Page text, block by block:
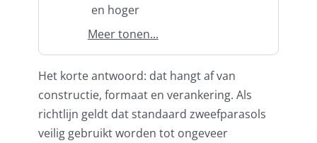
en hoger
Meer tonen...
Het korte antwoord: dat hangt af van
constructie, formaat en verankering. Als
richtlijn geldt dat standaard zweefparasols
veilig gebruikt worden tot ongeveer